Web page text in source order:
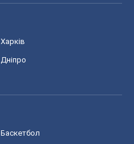
Харків
Дніпро
Баскетбол